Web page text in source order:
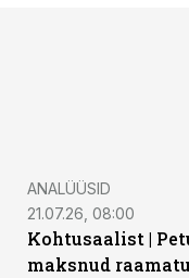
ANALÜÜSID
21.07.26, 08:00
Kohtusaalist |
maksnud